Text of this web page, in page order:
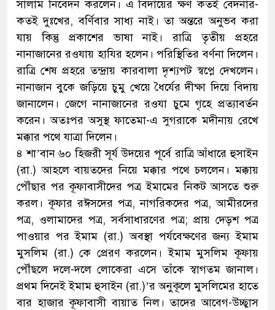
সালাম নিবেদন করলেন। এ বিদায়ের ক্ষণ কতই বেদনার-
কতই দুঃখের, বর্ণিবার সাধ্য নাই। তা অন্তরে অনুভব করা
যায় কিন্তু প্রকাশের ভাষা নাই। রাত্রি তৃতীয় প্রহরে
নানাজানের রওযায় হাযির হলেন। পরিস্থিতির বর্ণনা দিলেন।
রাত্রি শেষ প্রহরে তন্দ্রায় কারবালা দৃশ্যপট স্বপ্নে দেখলেন।
নানাজান বুকে জড়িয়ে চুমু খেয়ে ধৈর্যের দীক্ষা দিয়ে বিদায়
জানালেন। জেগে নানাজানের রওযা চুমে গৃহে প্রত্যাবর্তন
করেন। অতঃপর অসুস্থ ফাতেমা-এ সুগরাকে মদীনায় রেখে
মক্কার পথে যাত্রা দিলেন।
৪ শা’বান ৬০ হিজরী সূর্য উদয়ের পূর্বে রাত্রি আঁধারে হুসাইন
(রা.) আহলে বায়তদের নিয়ে মক্কার পথে চললেন। মক্কায়
পৌঁছার পর কূফাবাসীদের পত্র ইমামের নিকট আসতে শুরু
করল। কূফার রঈসদের পত্র, নাগরিকদের পত্র, আমীরদের
পত্র, ওলামাদের পত্র, সর্বসাধারণের পত্র; প্রায় দেড়শ পত্র
পাওয়ার পর ইমাম (রা.) অবস্থা পর্যবেক্ষণের জন্য ইমাম
মুসলিম (রা.) কে প্রেরণ করলেন। ইমাম মুসলিম কূফায়
পৌঁছলে দলে-দলে লোকেরা এসে তাঁকে স্বাগতম জানাল।
প্রথম দিনেই ইমাম হুসাইন (রা.)’র অনুকূলে মুসলিমের হাতে
বার হাজার কূফাবাসী বায়াত নিল। তাদের আবেগ-উচ্ছ্বাস